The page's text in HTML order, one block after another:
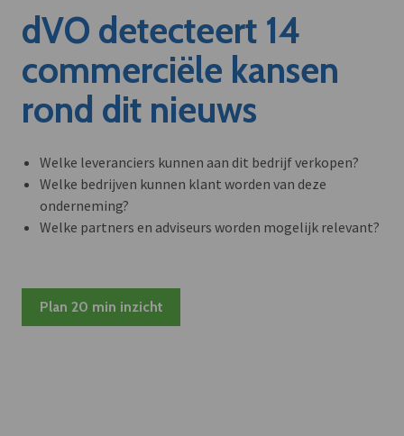
dVO detecteert 14
commerciële kansen
rond dit nieuws
Welke leveranciers kunnen aan dit bedrijf verkopen?
Welke bedrijven kunnen klant worden van deze
onderneming?
Welke partners en adviseurs worden mogelijk relevant?
Plan 20 min inzicht